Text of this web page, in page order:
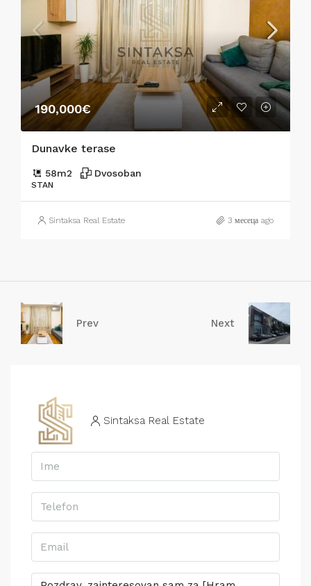
190,000€
Dunavke terase
58m2 Dvosoban
STAN
Sintaksa Real Estate 3 месеца ago
Prev Next
Sintaksa Real Estate